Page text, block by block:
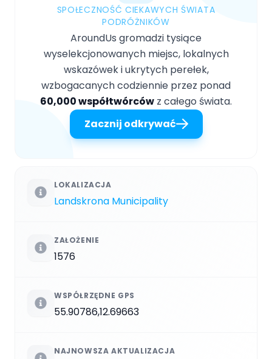
SPOŁECZNOŚĆ CIEKAWYCH ŚWIATA
PODRÓŻNIKÓW
AroundUs gromadzi tysiące
wyselekcjonowanych miejsc, lokalnych
wskazówek i ukrytych perełek,
wzbogacanych codziennie przez ponad
60,000 współtwórców z całego świata.
Zacznij odkrywać
LOKALIZACJA
Landskrona Municipality
ZAŁOŻENIE
1576
WSPÓŁRZĘDNE GPS
55.90786,12.69663
NAJNOWSZA AKTUALIZACJA